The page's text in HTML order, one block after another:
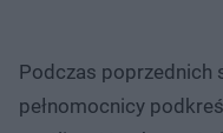
Podczas poprzednich
pełnomocnicy